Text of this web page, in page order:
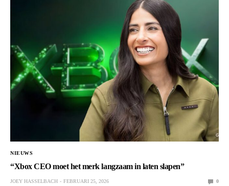
NIEUWS
“Xbox CEO moet het merk langzaam in laten slapen”
JOEY HASSELBACH FEBRUARI 25, 2026 0